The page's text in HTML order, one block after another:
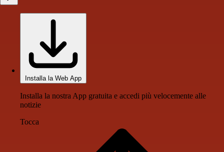
Installa la Web App
Installa la nostra App gratuita e accedi più velocemente alle
notizie
Tocca